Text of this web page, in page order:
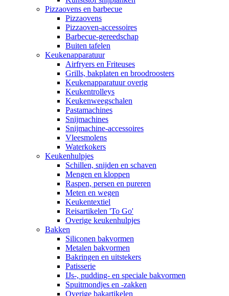
Pizzaovens en barbecue
Pizzaovens
Pizzaoven-accessoires
Barbecue-gereedschap
Buiten tafelen
Keukenapparatuur
Airfryers en Friteuses
Grills, bakplaten en broodroosters
Keukenapparatuur overig
Keukentrolleys
Keukenweegschalen
Pastamachines
Snijmachines
Snijmachine-accessoires
Vleesmolens
Waterkokers
Keukenhulpjes
Schillen, snijden en schaven
Mengen en kloppen
Raspen, persen en pureren
Meten en wegen
Keukentextiel
Reisartikelen 'To Go'
Overige keukenhulpjes
Bakken
Siliconen bakvormen
Metalen bakvormen
Bakringen en uitstekers
Patisserie
IJs-, pudding- en speciale bakvormen
Spuitmondjes en -zakken
Overige bakartikelen